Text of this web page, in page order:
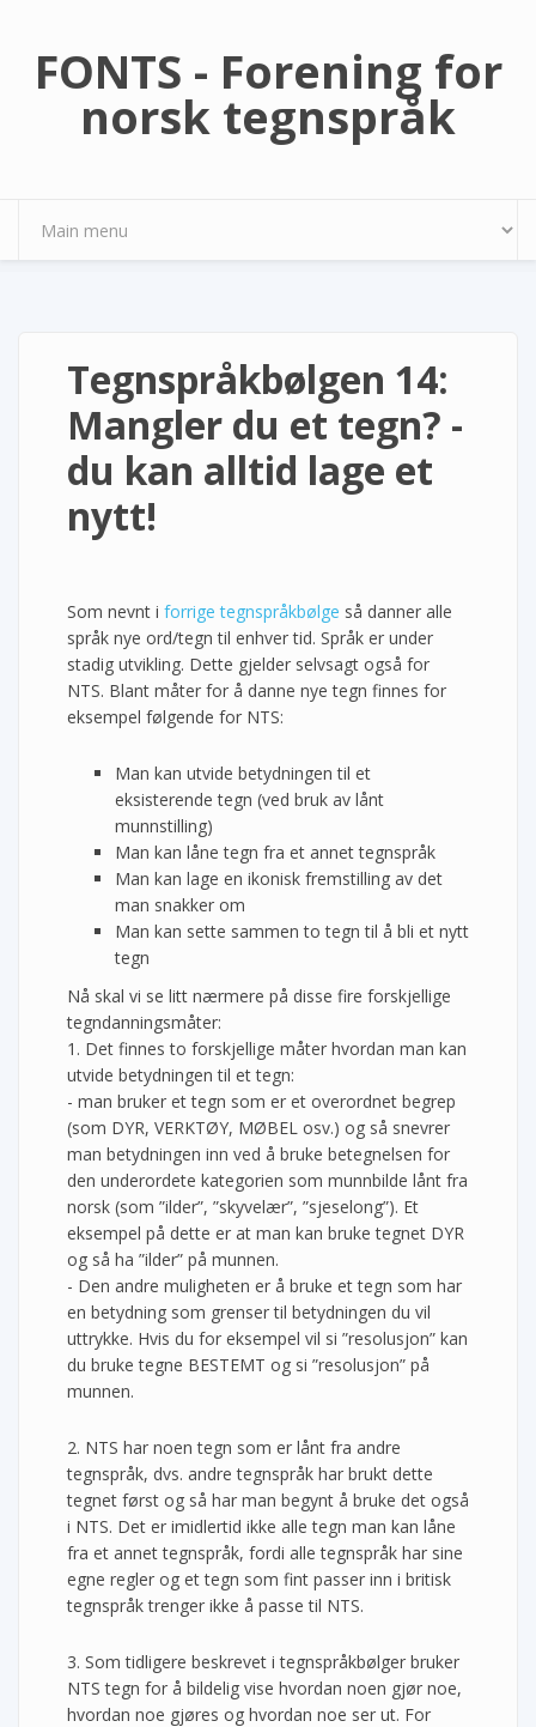
FONTS - Forening for
norsk tegnspråk
Tegnspråkbølgen 14:
Mangler du et tegn? -
du kan alltid lage et
nytt!
Som nevnt i forrige tegnspråkbølge så danner alle
språk nye ord/tegn til enhver tid. Språk er under
stadig utvikling. Dette gjelder selvsagt også for
NTS. Blant måter for å danne nye tegn finnes for
eksempel følgende for NTS:
Man kan utvide betydningen til et
eksisterende tegn (ved bruk av lånt
munnstilling)
Man kan låne tegn fra et annet tegnspråk
Man kan lage en ikonisk fremstilling av det
man snakker om
Man kan sette sammen to tegn til å bli et nytt
tegn
Nå skal vi se litt nærmere på disse fire forskjellige
tegndanningsmåter:
1. Det finnes to forskjellige måter hvordan man kan
utvide betydningen til et tegn:
- man bruker et tegn som er et overordnet begrep
(som DYR, VERKTØY, MØBEL osv.) og så snevrer
man betydningen inn ved å bruke betegnelsen for
den underordete kategorien som munnbilde lånt fra
norsk (som ”ilder”, ”skyvelær”, ”sjeselong”). Et
eksempel på dette er at man kan bruke tegnet DYR
og så ha ”ilder” på munnen.
- Den andre muligheten er å bruke et tegn som har
en betydning som grenser til betydningen du vil
uttrykke. Hvis du for eksempel vil si ”resolusjon” kan
du bruke tegne BESTEMT og si ”resolusjon” på
munnen.
2. NTS har noen tegn som er lånt fra andre
tegnspråk, dvs. andre tegnspråk har brukt dette
tegnet først og så har man begynt å bruke det også
i NTS. Det er imidlertid ikke alle tegn man kan låne
fra et annet tegnspråk, fordi alle tegnspråk har sine
egne regler og et tegn som fint passer inn i britisk
tegnspråk trenger ikke å passe til NTS.
3. Som tidligere beskrevet i tegnspråkbølger bruker
NTS tegn for å bildelig vise hvordan noen gjør noe,
hvordan noe gjøres og hvordan noe ser ut. For